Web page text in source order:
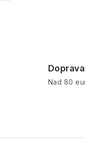
Nad 80